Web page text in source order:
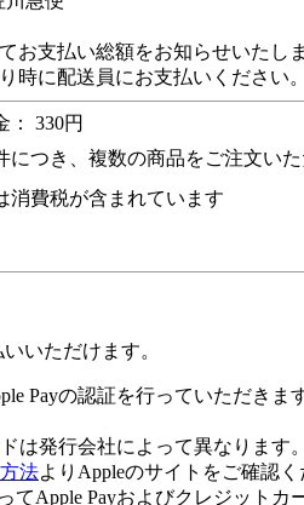
お支払い総額をお知らせいたしま
時に配送員にお支払いください。
： 330円
につき、複数の商品をご注文い
消費税が含まれています
いただけます。
Payの認証を行っていただきます
は発行会社によって異なります。
法よりAppleのサイトをご確認く
てApple Payおよびクレジット